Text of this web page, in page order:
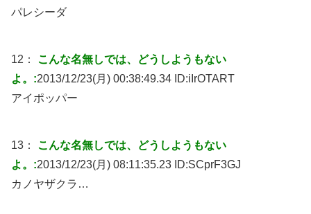
パレシーダ
12： こんな名無しでは、どうしようもない
よ。:2013/12/23(月) 00:38:49.34 ID:iIrOTART
アイポッパー
13： こんな名無しでは、どうしようもない
よ。:2013/12/23(月) 08:11:35.23 ID:SCprF3GJ
カノヤザクラ…